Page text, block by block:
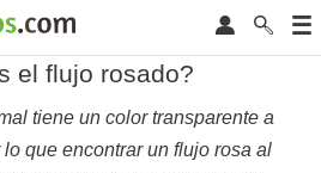
el flujo rosado?
tiene un color transparente a
que encontrar un flujo rosa al